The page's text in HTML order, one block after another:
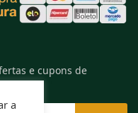
e cupons de
a